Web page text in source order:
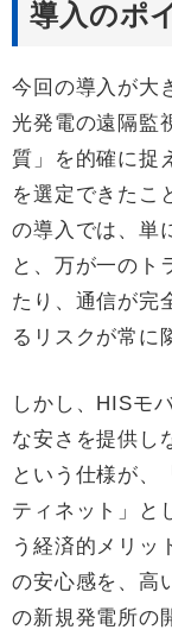
導入のポ
今回の導入が大
光発電の遠隔監
質」を的確に捉
を選定できたこ
の導入では、単
と、万が一のト
たり、通信が完
るリスクが常に
しかし、HISモ
な安さを提供し
という仕様が、
ティネット」と
う経済的メリッ
の安心感を、高
の新規発電所の